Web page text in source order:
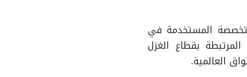
المستخدمة في
بقطاع الغزل
العالمية.